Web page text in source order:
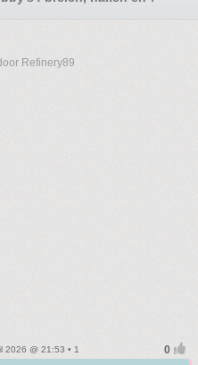
Refinery89
2026 @ 21:53 • 1